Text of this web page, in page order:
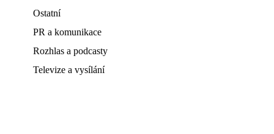
Ostatní
PR a komunikace
Rozhlas a podcasty
Televize a vysílání